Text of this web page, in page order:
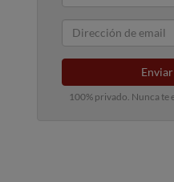
Enviar
100% privado. Nunca te